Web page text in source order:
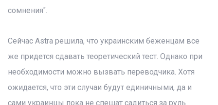
сомнения".
Сейчас Astra решила, что украинским беженцам все
же придется сдавать теоретический тест. Однако при
необходимости можно вызвать переводчика. Хотя
ожидается, что эти случаи будут единичными, да и
сами украинцы пока не спешат садиться за руль